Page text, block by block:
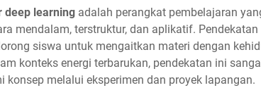
deep learning adalah perangkat pembelajaran
mendalam, terstruktur, dan aplikatif.
siswa untuk mengaitkan materi dengan
konteks energi terbarukan, pendekatan ini
konsep melalui eksperimen dan proyek lapangan.